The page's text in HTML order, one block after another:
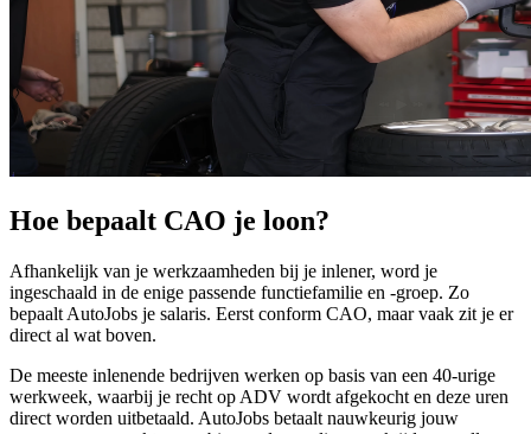
Hoe bepaalt CAO je loon?
Afhankelijk van je werkzaamheden bij je inlener, word je
ingeschaald in de enige passende functiefamilie en -groep. Zo
bepaalt AutoJobs je salaris. Eerst conform CAO, maar vaak zit je er
direct al wat boven.
De meeste inlenende bedrijven werken op basis van een 40-urige
werkweek, waarbij je recht op ADV wordt afgekocht en deze uren
direct worden uitbetaald. AutoJobs betaalt nauwkeurig jouw